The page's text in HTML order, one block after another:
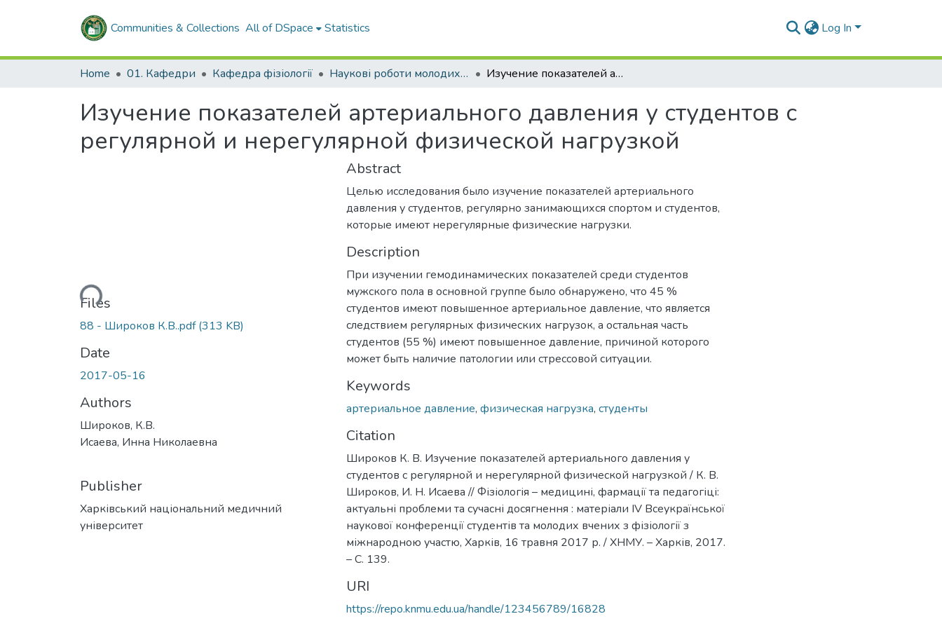
Communities & Collections All of DSpace Statistics Log In
Home 01. Кафедри Кафедра фізіології Наукові роботи молодих дослідників. Кафедра фізіології Изучение показателей артериального давления у студентов с регулярной и нерегулярной физической нагрузкой
Изучение показателей артериального давления у студентов с
регулярной и нерегулярной физической нагрузкой
Loading...
Files
88 - Широков К.В..pdf(313 KB)
Date
2017-05-16
Authors
Широков, К.В.
Исаева, Инна Николаевна
Publisher
Харківський національний медичний
університет
Abstract
Целью исследования было изучение показателей артериального
давления у студентов, регулярно занимающихся спортом и студентов,
которые имеют нерегулярные физические нагрузки.
Description
При изучении гемодинамических показателей среди студентов
мужского пола в основной группе было обнаружено, что 45 %
студентов имеют повышенное артериальное давление, что является
следствием регулярных физических нагрузок, а остальная часть
студентов (55 %) имеют повышенное давление, причиной которого
может быть наличие патологии или стрессовой ситуации.
Keywords
артериальное давление, физическая нагрузка, студенты
Citation
Широков К. В. Изучение показателей артериального давления у
студентов с регулярной и нерегулярной физической нагрузкой / К. В.
Широков, И. Н. Исаева // Фізіологія – медицині, фармації та педагогіці:
актуальні проблеми та сучасні досягнення : матеріали IV Всеукраїнської
наукової конференції студентів та молодих вчених з фізіології з
міжнародною участю, Харків, 16 травня 2017 р. / ХНМУ. – Харків, 2017.
– С. 139.
URI
https://repo.knmu.edu.ua/handle/123456789/16828